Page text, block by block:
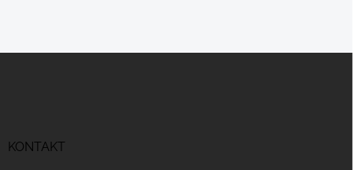
KONTAKT